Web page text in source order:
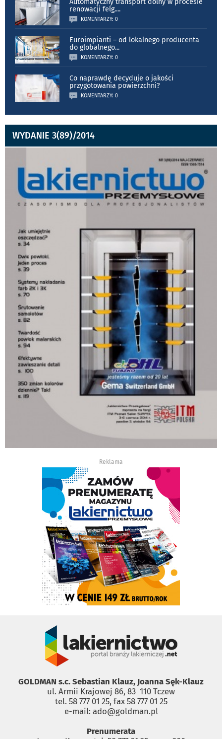
Automatyczny transport dolny w procesie
renowacji felg....
KOMENTARZY: 0
Euroimpianti – od lokalnego producenta
do globalnego...
KOMENTARZY: 0
Co naprawdę decyduje o jakości
przygotowania powierzchni?
KOMENTARZY: 0
WYDANIE 3(89)/2014
Reklama
GOLDMAN s.c. Sebastian Klauz, Joanna Sęk-Klauz
ul. Armii Krajowej 86, 83 ­ 110 Tczew
tel. 58 777 01 25, fax 58 777 01 25
e-mail: ado@goldman.pl
Prenumerata